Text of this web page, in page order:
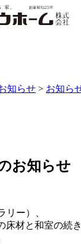
知らせ > お知ら
お知らせ
リー）、
床材と和室の続